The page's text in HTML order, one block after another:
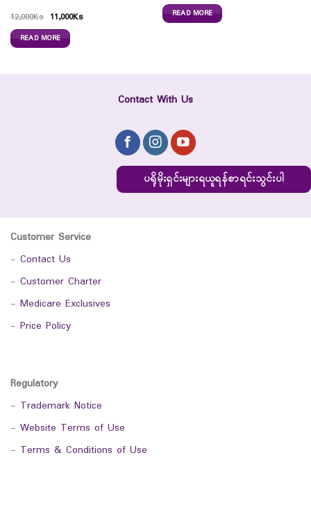
12,000Ks 11,000Ks
READ MORE
READ MORE
Contact With Us
ပရိုမိုးရှင်းများရယူရန်စာရင်းသွင်းပါ
Customer Service
- Contact Us
- Customer Charter
- Medicare Exclusives
- Price Policy
Regulatory
- Trademark Notice
- Website Terms of Use
- Terms & Conditions of Use